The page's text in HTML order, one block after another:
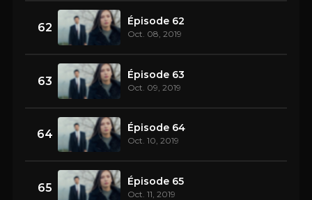
62 Épisode 62
Oct. 08, 2019
63 Épisode 63
Oct. 09, 2019
64 Épisode 64
Oct. 10, 2019
65 Épisode 65
Oct. 11, 2019